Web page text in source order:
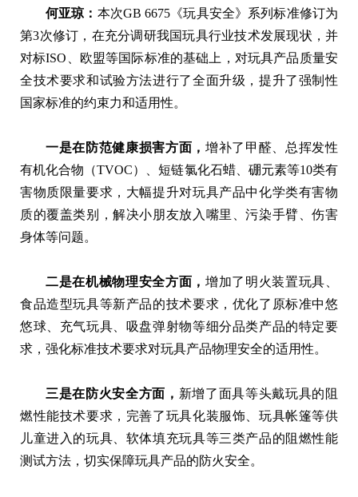
何亚琼： 本次GB 6675《玩具安全》系列标准修订为
第3次修订，在充分调研我国玩具行业技术发展现状，并
对标ISO、欧盟等国际标准的基础上，对玩具产品质量安
全技术要求和试验方法进行了全面升级，提升了强制性
国家标准的约束力和适用性。
一是在防范健康损害方面， 增补了甲醛、总挥发性
有机化合物（TVOC）、短链氯化石蜡、硼元素等10类有
害物质限量要求，大幅提升对玩具产品中化学类有害物
质的覆盖类别，解决小朋友放入嘴里、污染手臂、伤害
身体等问题。
二是在机械物理安全方面， 增加了明火装置玩具、
食品造型玩具等新产品的技术要求，优化了原标准中悠
悠球、充气玩具、吸盘弹射物等细分品类产品的特定要
求，强化标准技术要求对玩具产品物理安全的适用性。
三是在防火安全方面， 新增了面具等头戴玩具的阻
燃性能技术要求，完善了玩具化装服饰、玩具帐篷等供
儿童进入的玩具、软体填充玩具等三类产品的阻燃性能
测试方法，切实保障玩具产品的防火安全。